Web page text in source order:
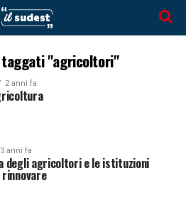
"agricoltori"
2 anni fa
3 anni fa
degli agricoltori e le istituzioni
rinnovare